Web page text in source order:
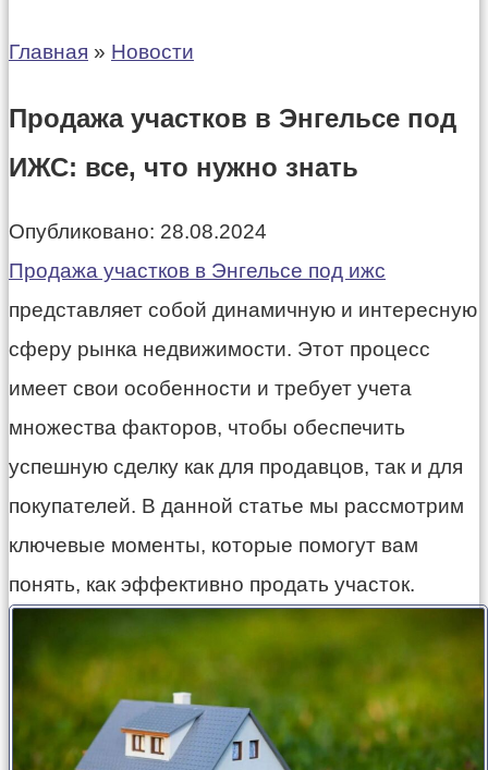
Главная » Новости
Продажа участков в Энгельсе под
ИЖС: все, что нужно знать
Опубликовано: 28.08.2024
Продажа участков в Энгельсе под ижс
представляет собой динамичную и интересную
сферу рынка недвижимости. Этот процесс
имеет свои особенности и требует учета
множества факторов, чтобы обеспечить
успешную сделку как для продавцов, так и для
покупателей. В данной статье мы рассмотрим
ключевые моменты, которые помогут вам
понять, как эффективно продать участок.